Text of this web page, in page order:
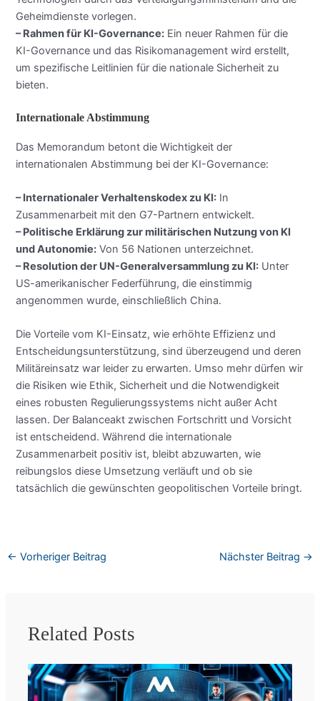
Geheimdienste vorlegen.
– Rahmen für KI-Governance: Ein neuer Rahmen für die
KI-Governance und das Risikomanagement wird erstellt,
um spezifische Leitlinien für die nationale Sicherheit zu
bieten.
Internationale Abstimmung
Das Memorandum betont die Wichtigkeit der
internationalen Abstimmung bei der KI-Governance:
– Internationaler Verhaltenskodex zu KI: In
Zusammenarbeit mit den G7-Partnern entwickelt.
– Politische Erklärung zur militärischen Nutzung von KI
und Autonomie: Von 56 Nationen unterzeichnet.
– Resolution der UN-Generalversammlung zu KI: Unter
US-amerikanischer Federführung, die einstimmig
angenommen wurde, einschließlich China.
Die Vorteile vom KI-Einsatz, wie erhöhte Effizienz und
Entscheidungsunterstützung, sind überzeugend und deren
Militäreinsatz war leider zu erwarten. Umso mehr dürfen wir
die Risiken wie Ethik, Sicherheit und die Notwendigkeit
eines robusten Regulierungssystems nicht außer Acht
lassen. Der Balanceakt zwischen Fortschritt und Vorsicht
ist entscheidend. Während die internationale
Zusammenarbeit positiv ist, bleibt abzuwarten, wie
reibungslos diese Umsetzung verläuft und ob sie
tatsächlich die gewünschten geopolitischen Vorteile bringt.
← Vorheriger Beitrag Nächster Beitrag →
Related Posts